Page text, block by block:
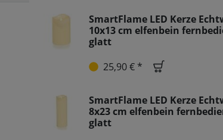
SmartFlame LED Kerze
10x13 cm elfenbein
glatt
25,90 € *
SmartFlame LED Kerze
8x23 cm elfenbein
glatt